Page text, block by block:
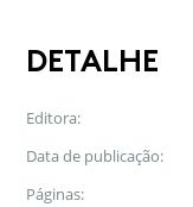
DETALHE
Editora:
Data de publicação:
Páginas: